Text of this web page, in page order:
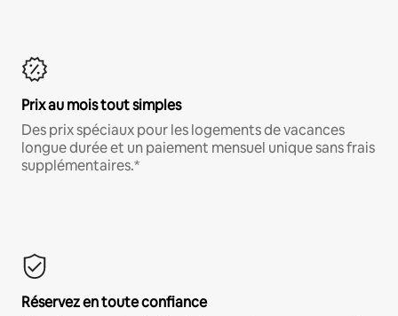
Prix au mois tout simples
Des prix spéciaux pour les logements de vacances
longue durée et un paiement mensuel unique sans frais
supplémentaires.*
Réservez en toute confiance